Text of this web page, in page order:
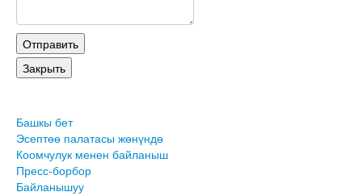
Башкы бет
Эсептөө палатасы жөнүндө
Коомчулук менен байланыш
Пресс-борбор
Байланышуу